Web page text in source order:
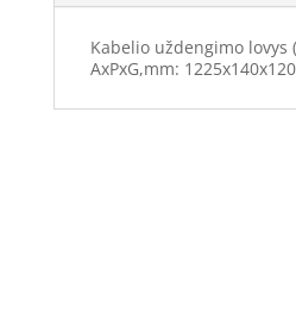
Kabelio uždengimo lovys
AxPxG,mm: 1225x140x120